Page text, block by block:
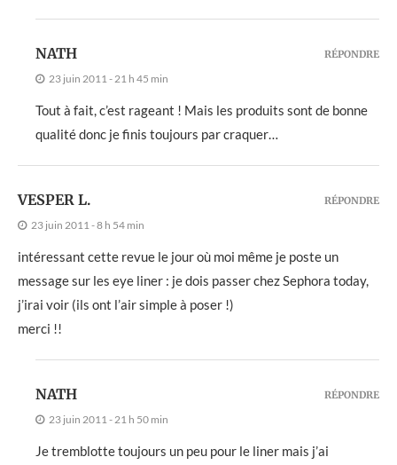
NATH
23 juin 2011 - 21 h 45 min
Tout à fait, c’est rageant ! Mais les produits sont de bonne
qualité donc je finis toujours par craquer…
RÉPONDRE
VESPER L.
23 juin 2011 - 8 h 54 min
intéressant cette revue le jour où moi même je poste un
message sur les eye liner : je dois passer chez Sephora today,
j’irai voir (ils ont l’air simple à poser !)
merci !!
RÉPONDRE
NATH
23 juin 2011 - 21 h 50 min
Je tremblotte toujours un peu pour le liner mais j’ai
RÉPONDRE